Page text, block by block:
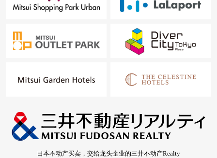
日本不动产买卖，交给龙头企业的三井不动产Realty